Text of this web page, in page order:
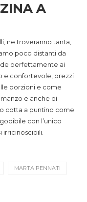
A
ne troveranno tanta,
poco distanti da
perfettamente ai
e confortevole, prezzi
porzioni e come
e anche di
cotta a puntino come
con l’unico
MARTA PENNATI